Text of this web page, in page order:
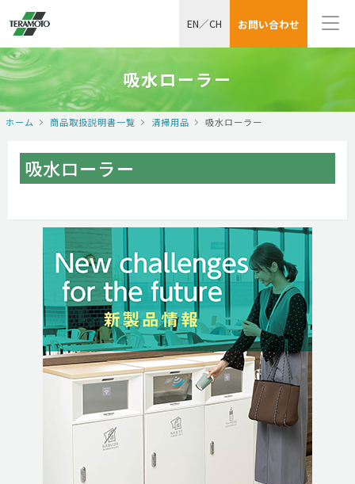
お問い合わせ
EN／CH
吸水ローラー
ホーム 商品取扱説明書一覧 清掃用品 吸水ローラー
吸水ローラー